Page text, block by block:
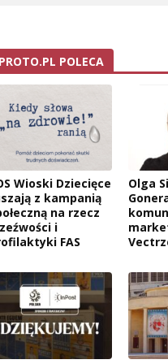
POLECA
Wioski Dziecięce
z kampanią
na rzecz
i
FAS
Olga